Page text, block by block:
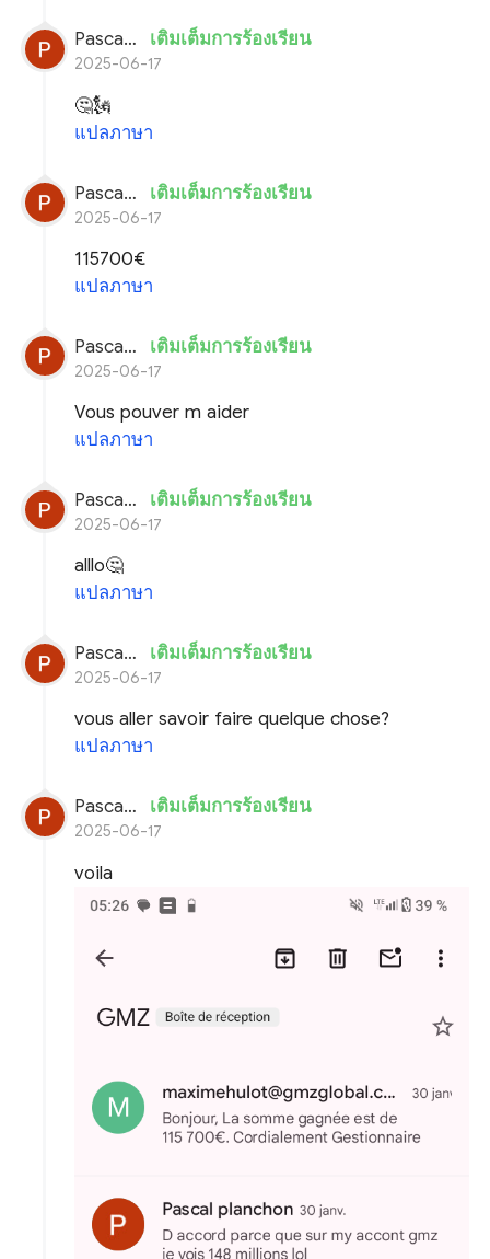
Pascal planchon เติมเต็มการร้องเรียน
2025-06-17
🤔🗽
แปลภาษา
Pascal planchon เติมเต็มการร้องเรียน
2025-06-17
115700€
แปลภาษา
Pascal planchon เติมเต็มการร้องเรียน
2025-06-17
Vous pouver m aider
แปลภาษา
Pascal planchon เติมเต็มการร้องเรียน
2025-06-17
alllo🤔
แปลภาษา
Pascal planchon เติมเต็มการร้องเรียน
2025-06-17
vous aller savoir faire quelque chose?
แปลภาษา
Pascal planchon เติมเต็มการร้องเรียน
2025-06-17
voila